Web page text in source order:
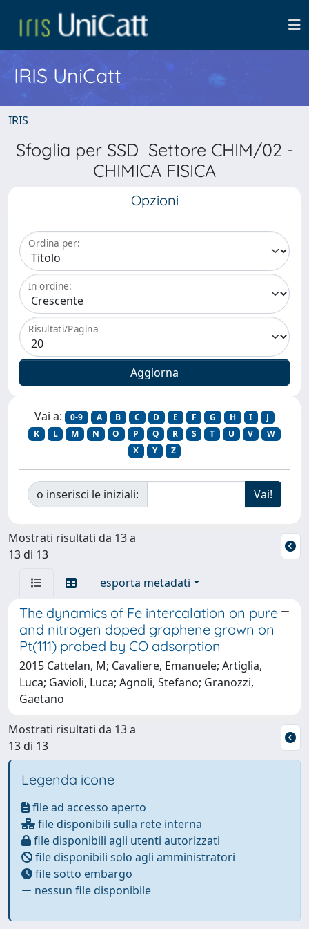
IRIS UniCatt
IRIS
Sfoglia per SSD Settore CHIM/02 -
CHIMICA FISICA
Opzioni
Ordina per:
In ordine:
Risultati/Pagina
Vai a: 0-9 A B C D E F G H I
J
K
L M N O P Q R S T U V
W
X
Y Z
o inserisci le iniziali:
Mostrati risultati da 13 a
13 di 13
esporta metadati
The dynamics of Fe intercalation on pure
and nitrogen doped graphene grown on
Pt(111) probed by CO adsorption
2015 Cattelan, M; Cavaliere, Emanuele; Artiglia,
Luca; Gavioli, Luca; Agnoli, Stefano; Granozzi,
Gaetano
Mostrati risultati da 13 a
13 di 13
Legenda icone
file ad accesso aperto
file disponibili sulla rete interna
file disponibili agli utenti autorizzati
file disponibili solo agli amministratori
file sotto embargo
nessun file disponibile